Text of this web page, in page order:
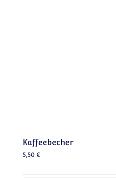
Kaffeebecher
5,50 €